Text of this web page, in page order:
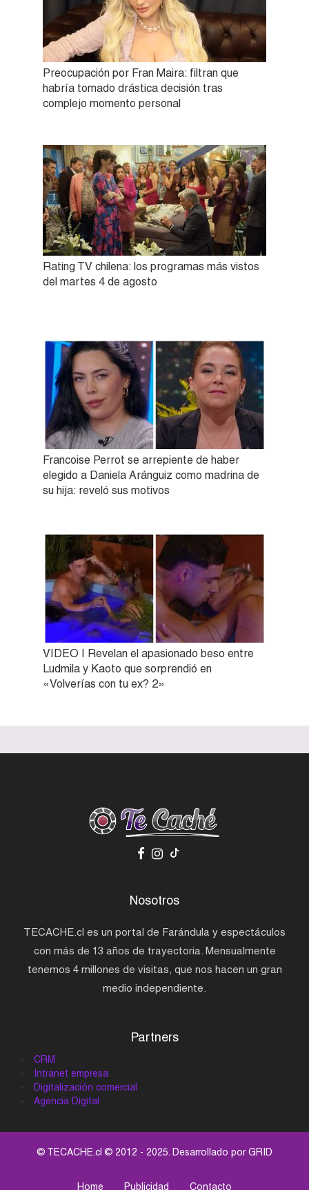
Preocupación por Fran Maira: filtran que
habría tomado drástica decisión tras
complejo momento personal
Rating TV chilena: los programas más vistos
del martes 4 de agosto
Francoise Perrot se arrepiente de haber
elegido a Daniela Aránguiz como madrina de
su hija: reveló sus motivos
VIDEO | Revelan el apasionado beso entre
Ludmila y Kaoto que sorprendió en
«Volverías con tu ex? 2»
Nosotros
TECACHE.cl es un portal de Farándula y espectáculos
con más de 13 años de trayectoria. Mensualmente
tenemos 4 millones de visitas, que nos hacen un gran
medio independiente.
Partners
CRM
Intranet empresa
Digitalización comercial
Agencia Digital
© TECACHE.cl © 2012 - 2025. Desarrollado porGRID
Home Publicidad Contacto